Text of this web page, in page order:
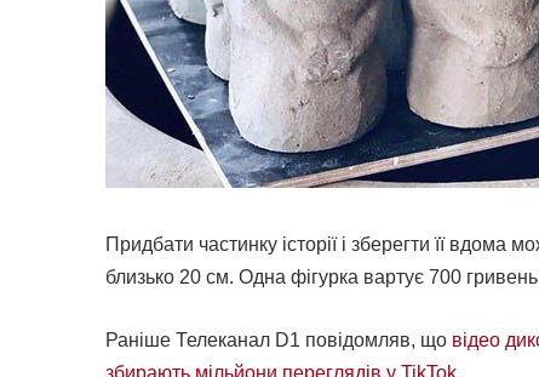
Придбати частинку історії і зберегти її
близько 20 см. Одна фігурка вартує 700
Раніше Телеканал D1 повідомляв, що відео
збирають мільйони переглядів у TikTok.